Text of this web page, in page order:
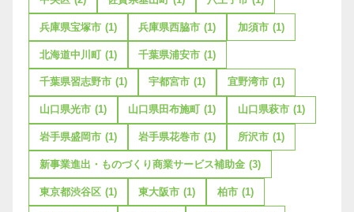
兵庫県宝塚市 (1) 兵庫県西脇市 (1) 加須市 (1)
北海道中川町 (1) 千葉県浦安市 (1)
千葉県習志野市 (1) 宇都宮市 (1) 宜野湾市 (1)
山口県光市 (1) 山口県田布施町 (1) 山口県萩市 (1)
岩手県盛岡市 (1) 岩手県花巻市 (1) 所沢市 (1)
新事業進出・ものづくり商業サービス補助金 (3)
東京都渋谷区 (1) 東大阪市 (1) 柏市 (1)